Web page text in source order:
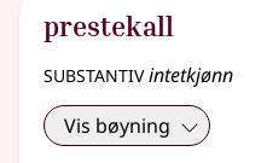
prestekall
substantivintetkjønn
Vis bøyning